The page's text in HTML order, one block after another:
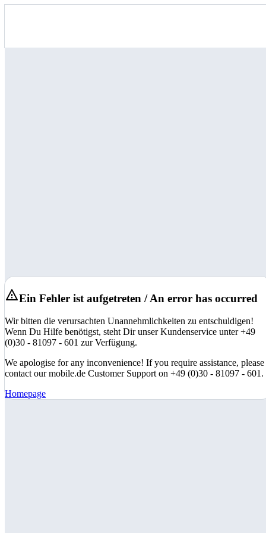
Ein Fehler ist aufgetreten / An error has occurred
Wir bitten die verursachten Unannehmlichkeiten zu entschuldigen!
Wenn Du Hilfe benötigst, steht Dir unser Kundenservice unter +49
(0)30 - 81097 - 601 zur Verfügung.
We apologise for any inconvenience! If you require assistance, please
contact our mobile.de Customer Support on +49 (0)30 - 81097 - 601.
Homepage